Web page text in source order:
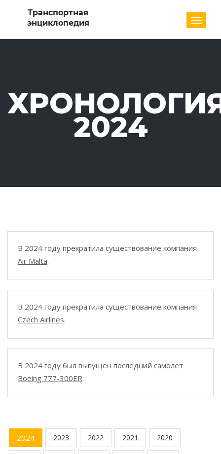
2024
В 2024 году прекратила существование компания
Air Malta.
В 2024 году прекратила существование компания
Czech Airlines.
В 2024 году был выпущен последний самолет
Boeing 777-300ER.
2024 2023 2022 2021 2020